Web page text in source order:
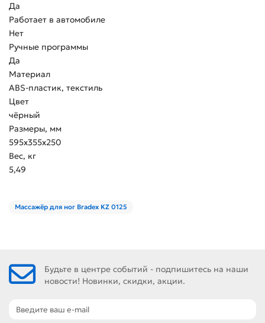
Да
Работает в автомобиле
Нет
Ручные программы
Да
Материал
ABS-пластик, текстиль
Цвет
чёрный
Размеры, мм
595х355х250
Вес, кг
5,49
Массажёр для ног Bradex KZ 0125
Будьте в центре событий - подпишитесь на наши
новости! Новинки, скидки, акции.